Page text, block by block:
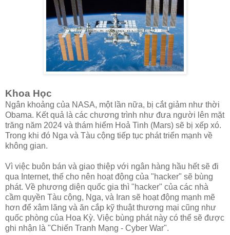
Khoa Học
Ngân khoảng của NASA, một lần nữa, bị cắt giảm như thời
Obama. Kết quả là các chương trình như đưa người lên mặt
trăng năm 2024 và thám hiểm Hoả Tinh (Mars) sẽ bị xếp xó.
Trong khi đó Nga và Tàu cộng tiếp tục phát triển mạnh về
không gian.
Vì việc buôn bán và giao thiệp với ngân hàng hầu hết sẽ đi
qua Internet, thế cho nên hoạt động của "hacker" sẽ bùng
phát. Về phương diện quốc gia thì "hacker" của các nhà
cầm quyền Tàu cộng, Nga, và Iran sẽ hoạt động mạnh mẽ
hơn để xâm lăng và ăn cắp kỹ thuật thương mại cũng như
quốc phòng của Hoa Kỳ. Việc bùng phát này có thể sẽ được
ghi nhận là "Chiến Tranh Mạng - Cyber War".